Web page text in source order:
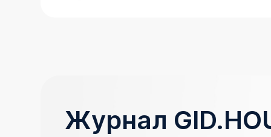
Журнал